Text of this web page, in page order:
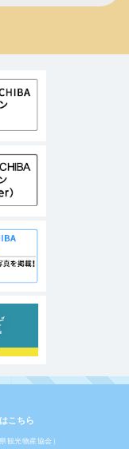
こちら
観光物産協会）